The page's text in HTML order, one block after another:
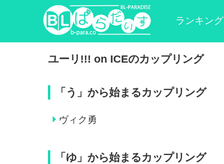
ランキング
ユーリ!!! on ICEのカップリング
「う」から始まるカップリング
ヴィク勇
「ゆ」から始まるカップリング